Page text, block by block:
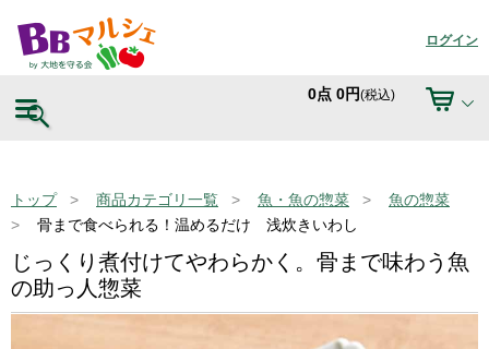
ログイン
0点 0円(税込)
トップ 商品カテゴリ一覧 魚・魚の惣菜
魚の惣菜
骨まで食べられる！温めるだけ 浅炊きいわし
じっくり煮付けてやわらかく。骨まで味わう魚
の助っ人惣菜